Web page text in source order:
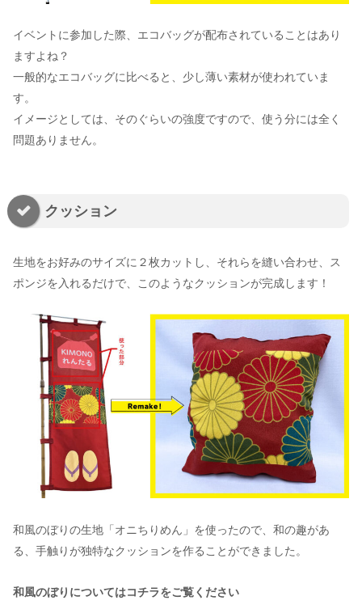
イベントに参加した際、エコバッグが配布されていることはあり
ますよね？
一般的なエコバッグに比べると、少し薄い素材が使われていま
す。
イメージとしては、そのぐらいの強度ですので、使う分には全く
問題ありません。
クッション
生地をお好みのサイズに２枚カットし、それらを縫い合わせ、ス
ポンジを入れるだけで、このようなクッションが完成します！
和風のぼりの生地「オニちりめん」を使ったので、和の趣があ
る、手触りが独特なクッションを作ることができました。
和風のぼりについてはコチラをご覧ください